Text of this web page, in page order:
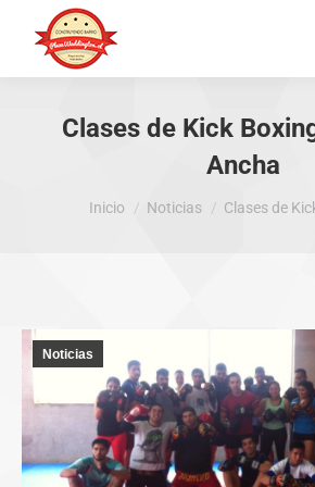
Clases de Kick
Ancha
Estás aquí:
Inicio Noticias Clases de
Noticias